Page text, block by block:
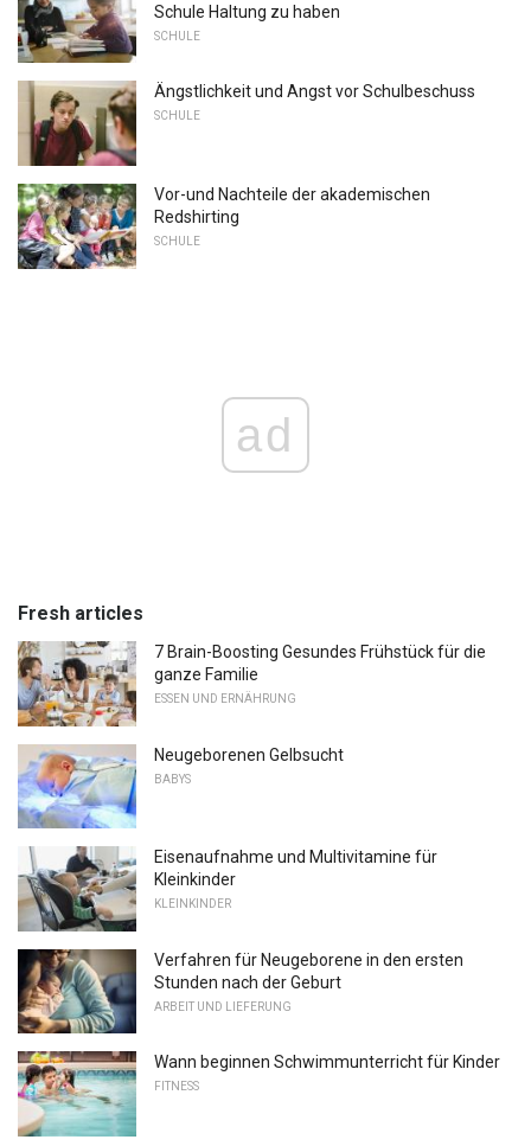
Schule Haltung zu haben
SCHULE
Ängstlichkeit und Angst vor Schulbeschuss
SCHULE
Vor-und Nachteile der akademischen
Redshirting
SCHULE
ad
Fresh articles
7 Brain-Boosting Gesundes Frühstück für die
ganze Familie
ESSEN UND ERNÄHRUNG
Neugeborenen Gelbsucht
BABYS
Eisenaufnahme und Multivitamine für
Kleinkinder
KLEINKINDER
Verfahren für Neugeborene in den ersten
Stunden nach der Geburt
ARBEIT UND LIEFERUNG
Wann beginnen Schwimmunterricht für Kinder
FITNESS